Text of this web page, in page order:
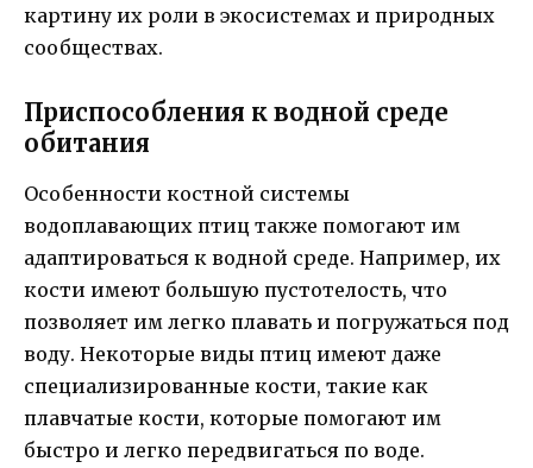
картину их роли в экосистемах и природных
сообществах.
Приспособления к водной среде
обитания
Особенности костной системы
водоплавающих птиц также помогают им
адаптироваться к водной среде. Например, их
кости имеют большую пустотелость, что
позволяет им легко плавать и погружаться под
воду. Некоторые виды птиц имеют даже
специализированные кости, такие как
плавчатые кости, которые помогают им
быстро и легко передвигаться по воде.